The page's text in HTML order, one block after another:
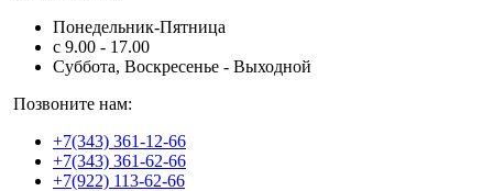
Понедельник-Пятница
с 9.00 - 17.00
Суббота, Воскресенье - Выходной
Позвоните нам:
+7(343) 361-12-66
+7(343) 361-62-66
+7(922) 113-62-66